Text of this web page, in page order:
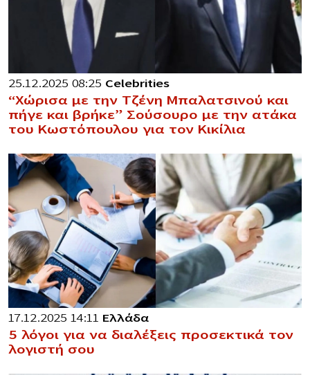
25.12.2025 08:25 Celebrities
“Χώρισα με την Τζένη Μπαλατσινού και
πήγε και βρήκε” Σούσουρο με την ατάκα
του Κωστόπουλου για τον Κικίλια
17.12.2025 14:11 Ελλάδα
5 λόγοι για να διαλέξεις προσεκτικά τον
λογιστή σου